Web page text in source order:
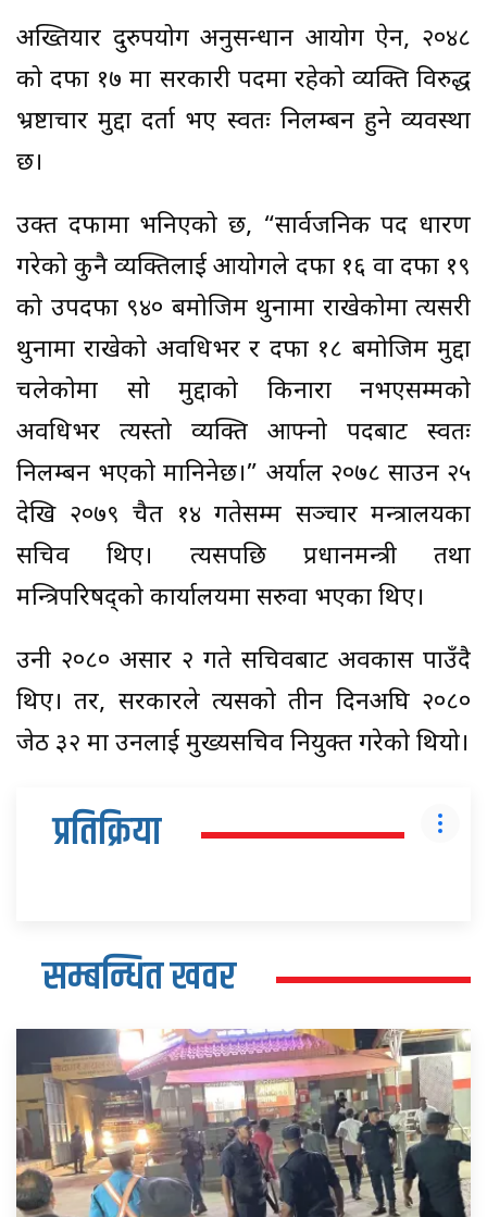
अख्तियार दुरुपयोग अनुसन्धान आयोग ऐन, २०४८
को दफा १७ मा सरकारी पदमा रहेको व्यक्ति विरुद्ध
भ्रष्टाचार मुद्दा दर्ता भए स्वतः निलम्बन हुने व्यवस्था
छ।
उक्त दफामा भनिएको छ, “सार्वजनिक पद धारण
गरेको कुनै व्यक्तिलाई आयोगले दफा १६ वा दफा १९
को उपदफा ९४० बमोजिम थुनामा राखेकोमा त्यसरी
थुनामा राखेको अवधिभर र दफा १८ बमोजिम मुद्दा
चलेकोमा सो मुद्दाको किनारा नभएसम्मको
अवधिभर त्यस्तो व्यक्ति आफ्नो पदबाट स्वतः
निलम्बन भएको मानिनेछ।” अर्याल २०७८ साउन २५
देखि २०७९ चैत १४ गतेसम्म सञ्चार मन्त्रालयका
सचिव थिए। त्यसपछि प्रधानमन्त्री तथा
मन्त्रिपरिषद्को कार्यालयमा सरुवा भएका थिए।
उनी २०८० असार २ गते सचिवबाट अवकास पाउँदै
थिए। तर, सरकारले त्यसको तीन दिनअघि २०८०
जेठ ३२ मा उनलाई मुख्यसचिव नियुक्त गरेको थियो।
प्रतिक्रिया
सम्बन्धित खवर